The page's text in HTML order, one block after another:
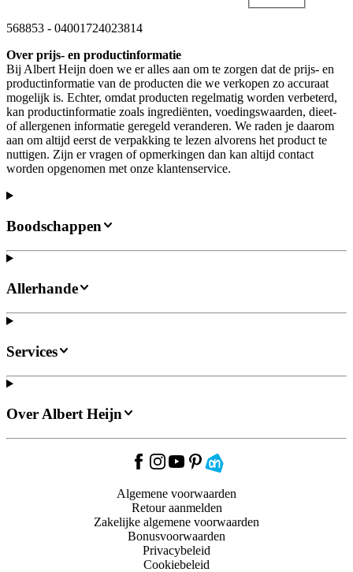
568853 - 04001724023814
Over prijs- en productinformatie
Bij Albert Heijn doen we er alles aan om te zorgen dat de prijs- en
productinformatie van de producten die we verkopen zo accuraat
mogelijk is. Echter, omdat producten regelmatig worden verbeterd,
kan productinformatie zoals ingrediënten, voedingswaarden, dieet-
of allergenen informatie geregeld veranderen. We raden je daarom
aan om altijd eerst de verpakking te lezen alvorens het product te
nuttigen. Zijn er vragen of opmerkingen dan kan altijd contact
worden opgenomen met onze klantenservice.
Boodschappen
Allerhande
Services
Over Albert Heijn
Algemene voorwaarden
Retour aanmelden
Zakelijke algemene voorwaarden
Bonusvoorwaarden
Privacybeleid
Cookiebeleid